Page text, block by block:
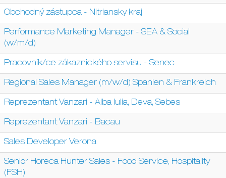
Obchodný zástupca - Nitriansky kraj
Performance Marketing Manager - SEA & Social
(w/m/d)
Pracovník/ce zákaznického servisu - Senec
Regional Sales Manager (m/w/d) Spanien & Frankreich
Reprezentant Vanzari - Alba Iulia, Deva, Sebes
Reprezentant Vanzari - Bacau
Sales Developer Verona
Senior Horeca Hunter Sales - Food Service, Hospitality
(FSH)